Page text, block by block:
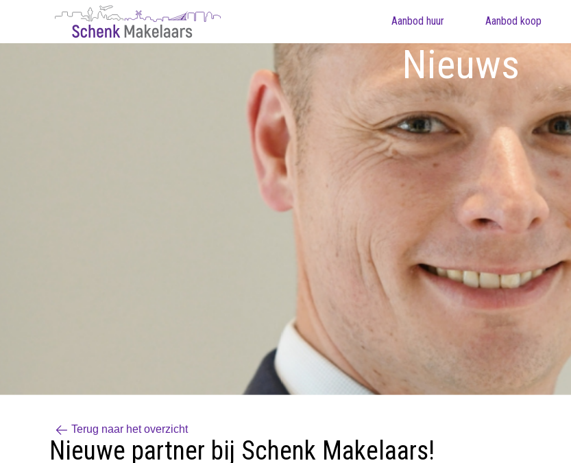
Aanbod huur Aanbod koop
Nieuws
Terug naar het overzicht
Nieuwe partner bij Schenk Makelaars!